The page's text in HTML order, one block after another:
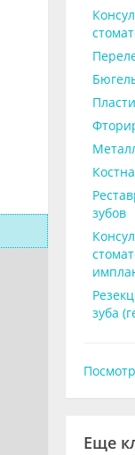
зубов
зуба
Еще